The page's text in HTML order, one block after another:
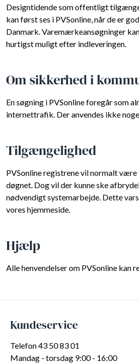
Designtidende som offentligt
kan først ses i PVSonline, når de er
Danmark. Varemærkeansøgninger
hurtigst muligt efter indleveringen.
Om sikkerhed i
En søgning i PVSonline foregår som
internettrafik. Der anvendes ikke
Tilgængelighed
PVSonline registrene vil normalt
døgnet. Dog vil der kunne ske
nødvendigt systemarbejde. Dette
vores hjemmeside.
Hjælp
Alle henvendelser om PVSonline kan
Kundeservice
Telefon 43 50 83 01
Mandag - torsdag 9:00 - 16:00